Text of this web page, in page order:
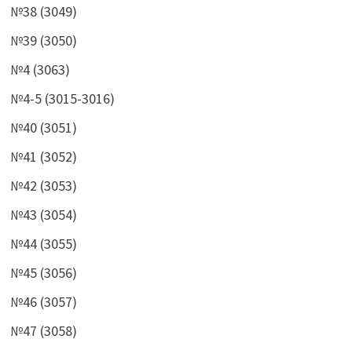
№38 (3049)
№39 (3050)
№4 (3063)
№4-5 (3015-3016)
№40 (3051)
№41 (3052)
№42 (3053)
№43 (3054)
№44 (3055)
№45 (3056)
№46 (3057)
№47 (3058)